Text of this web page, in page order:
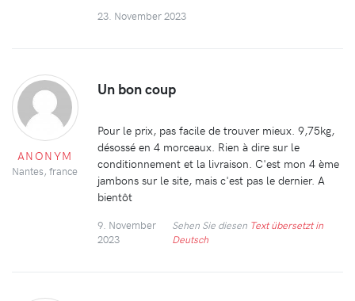
23. November 2023
ANONYM
Nantes, france
Un bon coup
Pour le prix, pas facile de trouver mieux. 9,75kg,
désossé en 4 morceaux. Rien à dire sur le
conditionnement et la livraison. C'est mon 4 ème
jambons sur le site, mais c'est pas le dernier. A
bientôt
9. November
2023
Sehen Sie diesen Text übersetzt in
Deutsch